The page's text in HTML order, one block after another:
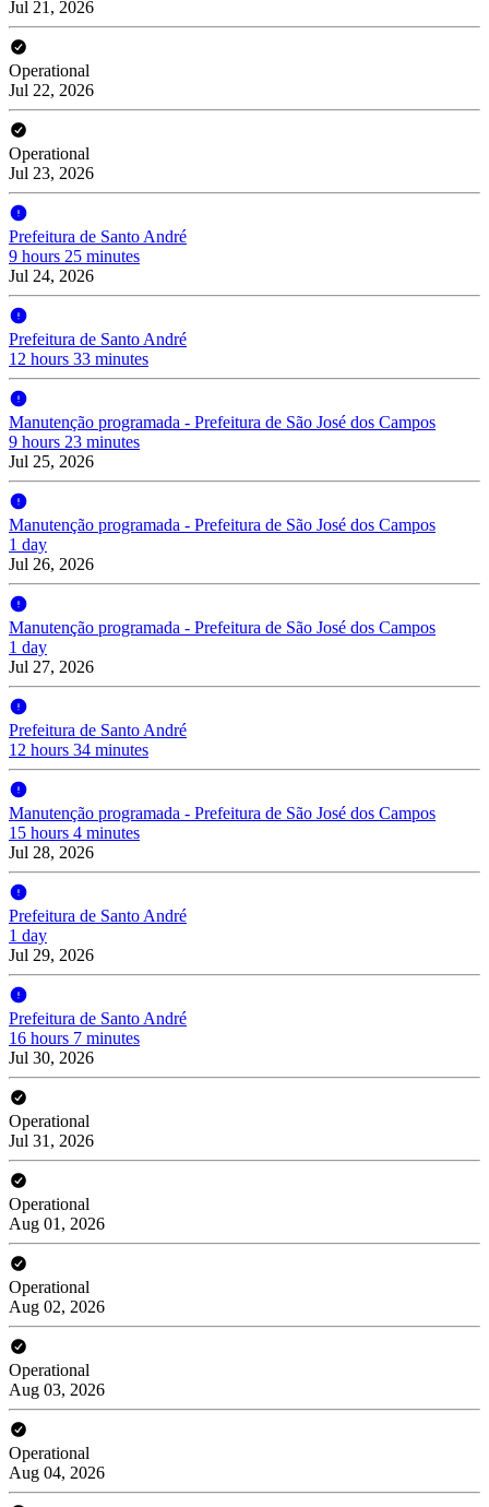
Jul 21, 2026
Operational
Jul 22, 2026
Operational
Jul 23, 2026
Prefeitura de Santo André
9 hours 25 minutes
Jul 24, 2026
Prefeitura de Santo André
12 hours 33 minutes
Manutenção programada - Prefeitura de São José dos Campos
9 hours 23 minutes
Jul 25, 2026
Manutenção programada - Prefeitura de São José dos Campos
1 day
Jul 26, 2026
Manutenção programada - Prefeitura de São José dos Campos
1 day
Jul 27, 2026
Prefeitura de Santo André
12 hours 34 minutes
Manutenção programada - Prefeitura de São José dos Campos
15 hours 4 minutes
Jul 28, 2026
Prefeitura de Santo André
1 day
Jul 29, 2026
Prefeitura de Santo André
16 hours 7 minutes
Jul 30, 2026
Operational
Jul 31, 2026
Operational
Aug 01, 2026
Operational
Aug 02, 2026
Operational
Aug 03, 2026
Operational
Aug 04, 2026